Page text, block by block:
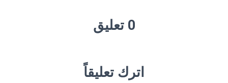
0 تعليق
اترك تعليقاً